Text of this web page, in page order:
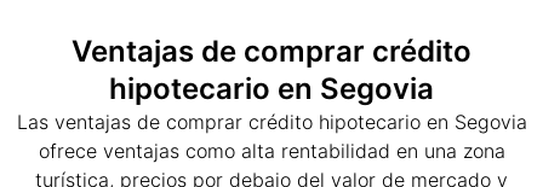
Ventajas de comprar crédito
hipotecario en Segovia
Las ventajas de comprar crédito hipotecario en Segovia
ofrece ventajas como alta rentabilidad en una zona
turística, precios por debajo del valor de mercado y